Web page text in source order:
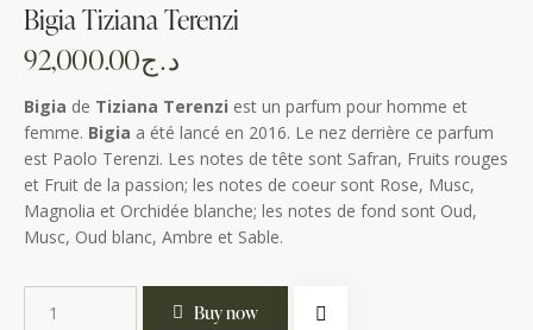
Bigia Tiziana Terenzi
د.ج92,000.00
Bigia de Tiziana Terenzi est un parfum pour homme et
femme. Bigia a été lancé en 2016. Le nez derrière ce parfum
est Paolo Terenzi. Les notes de tête sont Safran, Fruits rouges
et Fruit de la passion; les notes de coeur sont Rose, Musc,
Magnolia et Orchidée blanche; les notes de fond sont Oud,
Musc, Oud blanc, Ambre et Sable.
Buy now